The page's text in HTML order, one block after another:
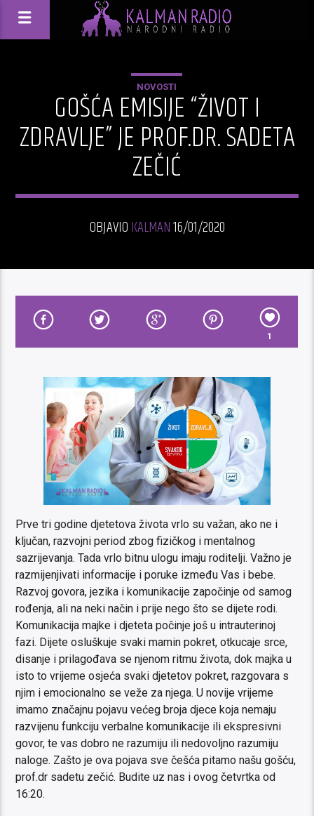
NOVOSTI
GOŠĆA EMISIJE “ŽIVOT I
ZDRAVLJE” JE PROF.DR. SADETA
ZEČIĆ
OBJAVIO KALMAN16/01/2020
1
Prve tri godine djetetova života vrlo su važan, ako ne i
ključan, razvojni period zbog fizičkog i mentalnog
sazrijevanja. Tada vrlo bitnu ulogu imaju roditelji. Važno je
razmijenjivati informacije i poruke između Vas i bebe.
Razvoj govora, jezika i komunikacije započinje od samog
rođenja, ali na neki način i prije nego što se dijete rodi.
Komunikacija majke i djeteta počinje još u intrauterinoj
fazi. Dijete osluškuje svaki mamin pokret, otkucaje srce,
disanje i prilagođava se njenom ritmu života, dok majka u
isto to vrijeme osjeća svaki djetetov pokret, razgovara s
njim i emocionalno se veže za njega. U novije vrijeme
imamo značajnu pojavu većeg broja djece koja nemaju
razvijenu funkciju verbalne komunikacije ili ekspresivni
govor, te vas dobro ne razumiju ili nedovoljno razumiju
naloge. Zašto je ova pojava sve češća pitamo našu gošću,
prof.dr sadetu zečić. Budite uz nas i ovog četvrtka od
16:20.